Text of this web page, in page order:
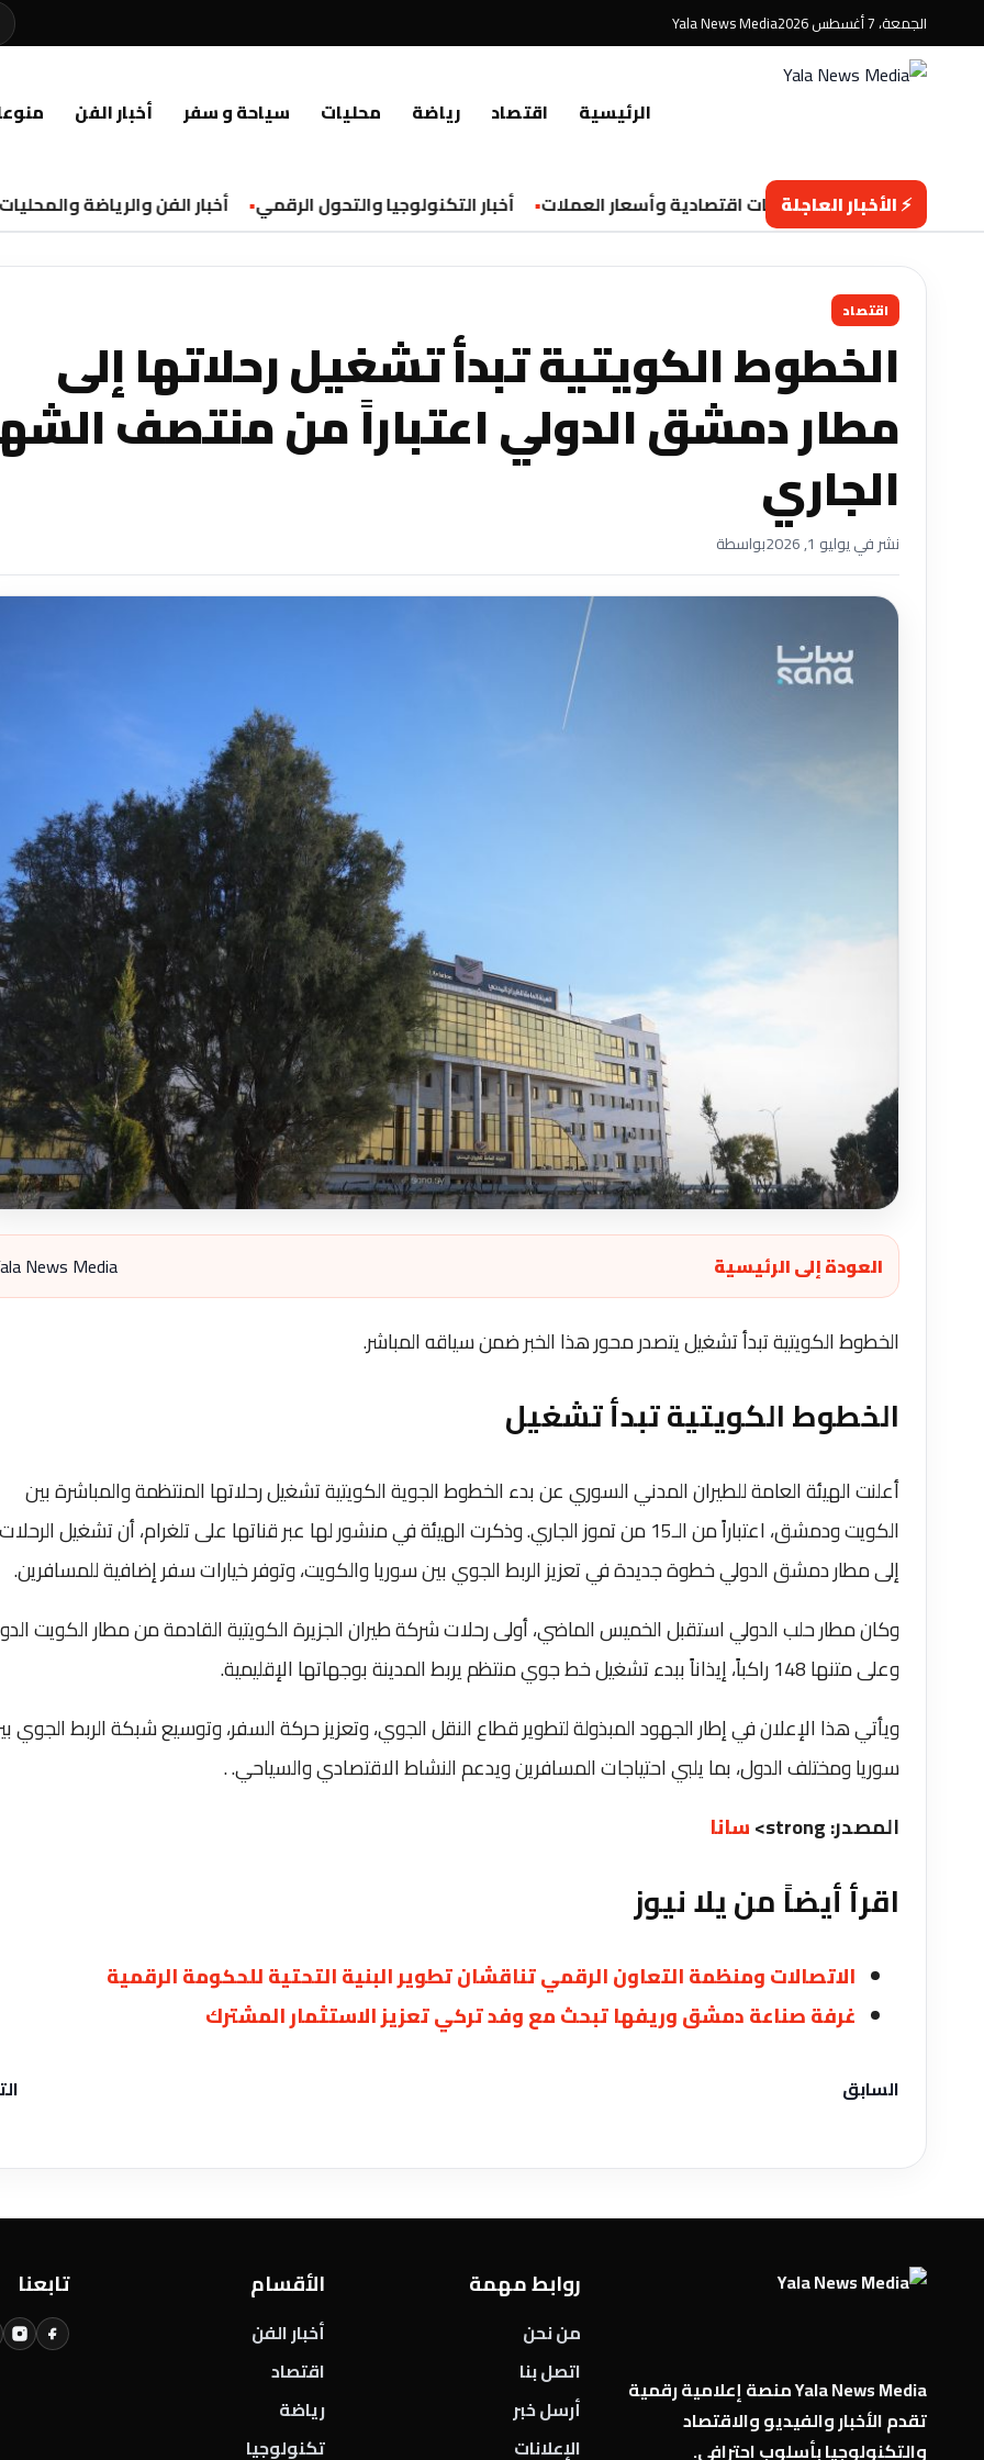
الجمعة، 7 أغسطس 2026 Yala News Media
الرئيسية اقتصاد رياضة محليات سياحة و سفر أخبار الفن
⚡ الأخبار العاجلةتحديثات اقتصادية وأسعار العملات أخبار التكنولوجيا والتحول الرقمي أخبار الفن والرياضة والمحليات
اقتصاد
الخطوط الكويتية تبدأ تشغيل رحلاتها إلى
مطار دمشق الدولي اعتباراً من منتصف
الجاري
نشر في يوليو 1, 2026 بواسطة
العودة إلى الرئيسية News Media
الخطوط الكويتية تبدأ تشغيل يتصدر محور هذا الخبر ضمن سياقه المباشر.
الخطوط الكويتية تبدأ تشغيل
أعلنت الهيئة العامة للطيران المدني السوري عن بدء الخطوط الجوية الكويتية تشغيل رحلاتها المنتظمة والمباشرة بين
الكويت ودمشق، اعتباراً من الـ15 من تموز الجاري. وذكرت الهيئة في منشور لها عبر قناتها على تلغرام، أن تشغيل الرحلات
إلى مطار دمشق الدولي خطوة جديدة في تعزيز الربط الجوي بين سوريا والكويت، وتوفر خيارات سفر إضافية للمسافرين.
وكان مطار حلب الدولي استقبل الخميس الماضي، أولى رحلات شركة طيران الجزيرة الكويتية ‌‏‌‏القادمة من مطار الكويت
وعلى متنها 148 راكباً، إيذاناً ببدء تشغيل خط جوي ‌‏‌‏منتظم يربط المدينة بوجهاتها الإقليمية.
‏ويأتي هذا الإعلان في إطار الجهود المبذولة لتطوير قطاع النقل الجوي، وتعزيز حركة السفر، وتوسيع شبكة الربط الجوي
‏سوريا ومختلف الدول، بما يلبي احتياجات المسافرين ويدعم النشاط الاقتصادي والسياحي. ‏.
المصدر: strong>
سانا
اقرأ أيضاً من يلا نيوز
الاتصالات ومنظمة التعاون الرقمي تناقشان تطوير البنية ‏التحتية للحكومة الرقمية
غرفة صناعة دمشق وريفها تبحث مع وفد تركي تعزيز الاستثمار المشترك
السابق
Yala News Media منصة إعلامية رقمية
تقدم الأخبار والفيديو والاقتصاد
والتكنولوجيا بأسلوب احترافي.
روابط مهمة
من نحن
اتصل بنا
أرسل خبر
الإعلانات
الأقسام
أخبار الفن
اقتصاد
رياضة
تكنولوجيا
تابعنا